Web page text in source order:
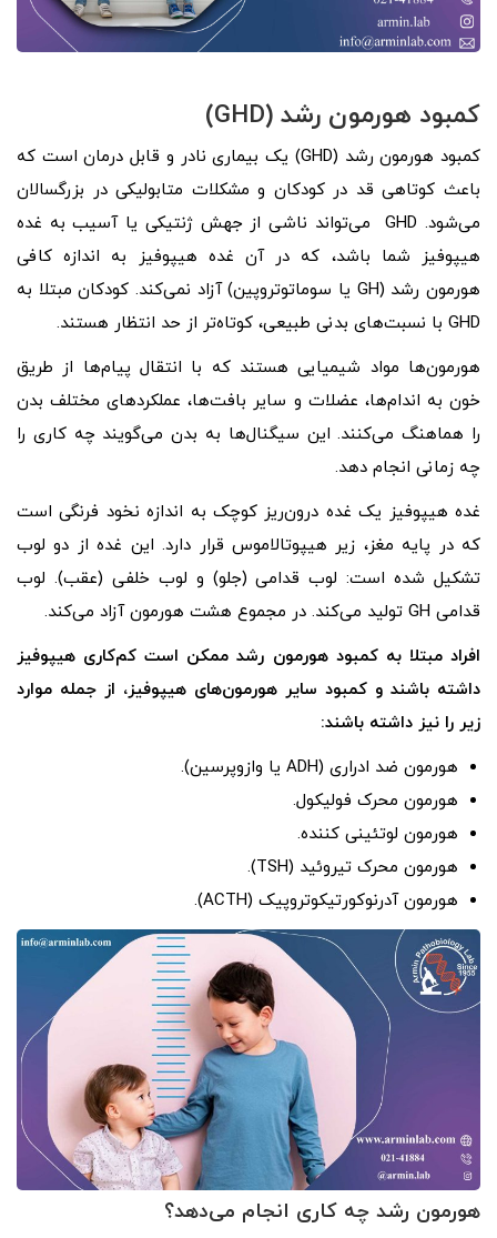
کمبود هورمون رشد (GHD)
کمبود هورمون رشد (GHD) یک بیماری نادر و قابل درمان است که
باعث کوتاهی قد در کودکان و مشکلات متابولیکی در بزرگسالان
می‌شود. GHD می‌تواند ناشی از جهش ژنتیکی یا آسیب به غده
هیپوفیز شما باشد، که در آن غده هیپوفیز به اندازه کافی
هورمون رشد (GH یا سوماتوتروپین) آزاد نمی‌کند. کودکان مبتلا به
GHD با نسبت‌های بدنی طبیعی، کوتاه‌تر از حد انتظار هستند.
هورمون‌ها مواد شیمیایی هستند که با انتقال پیام‌ها از طریق
خون به اندام‌ها، عضلات و سایر بافت‌ها، عملکردهای مختلف بدن
را هماهنگ می‌کنند. این سیگنال‌ها به بدن می‌گویند چه کاری را
چه زمانی انجام دهد.
غده هیپوفیز یک غده درون‌ریز کوچک به اندازه نخود فرنگی است
که در پایه مغز، زیر هیپوتالاموس قرار دارد. این غده از دو لوب
تشکیل شده است: لوب قدامی (جلو) و لوب خلفی (عقب). لوب
قدامی GH تولید می‌کند. در مجموع هشت هورمون آزاد می‌کند.
افراد مبتلا به کمبود هورمون رشد ممکن است کم‌کاری هیپوفیز
داشته باشند و کمبود سایر هورمون‌های هیپوفیز، از جمله موارد
زیر را نیز داشته باشند:
هورمون ضد ادراری (ADH یا وازوپرسین).
هورمون محرک فولیکول.
هورمون لوتئینی کننده.
هورمون محرک تیروئید (TSH).
هورمون آدرنوکورتیکوتروپیک (ACTH).
هورمون رشد چه کاری انجام می‌دهد؟